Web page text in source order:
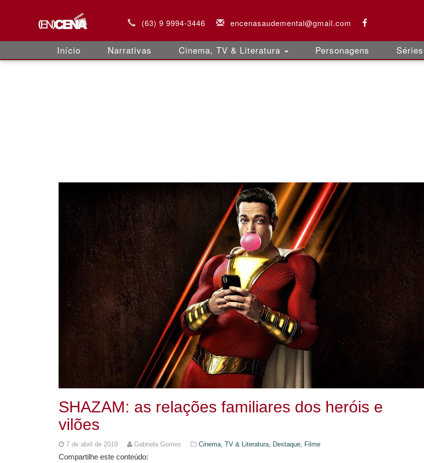
(63) 9 9994-3446 encenasaudemental@gmail.com
Início Narrativas Cinema, TV & Literatura Personagens Séries
SHAZAM: as relações familiares dos heróis e
vilões
7 de abril de 2019 Gabriela Gomes Cinema, TV & Literatura, Destaque, Filme
Compartilhe este conteúdo: